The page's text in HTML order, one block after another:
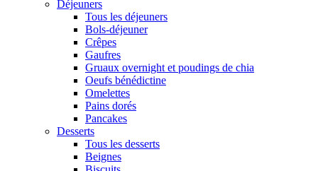
Déjeuners
Tous les déjeuners
Bols-déjeuner
Crêpes
Gaufres
Gruaux overnight et poudings de chia
Oeufs bénédictine
Omelettes
Pains dorés
Pancakes
Desserts
Tous les desserts
Beignes